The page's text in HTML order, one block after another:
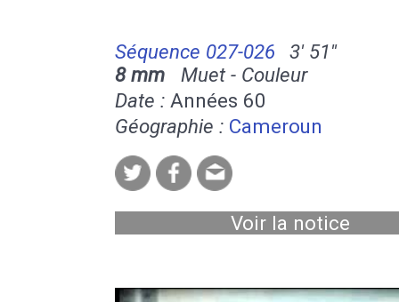
Séquence 027-026
3' 51''
8 mm Muet - Couleur
Date : Années 60
Géographie : Cameroun
Voir la notice